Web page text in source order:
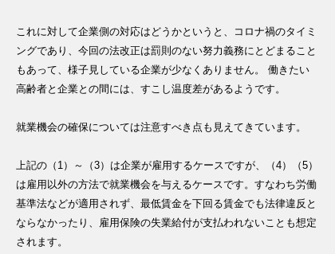
これに対して企業側の対応はどうかというと、コロナ禍のタイミ
ングであり、今回の法改正は罰則のない努力義務にとどまること
もあって、様子見している企業が少なくありません。 働きたい
高齢者と企業との間には、すこし温度差があるようです。
就業機会の確保については注意すべき点も見えてきています。
上記の（1）～（3）は企業が雇用するケースですが、（4）（5）
は雇用以外の方法で就業機会を与えるケースです。すなわち労働
基準法などが適用されず、最低賃金を下回る賃金でも法律違反と
ならなかったり、雇用保険の失業給付が支払われないことも想定
されます。